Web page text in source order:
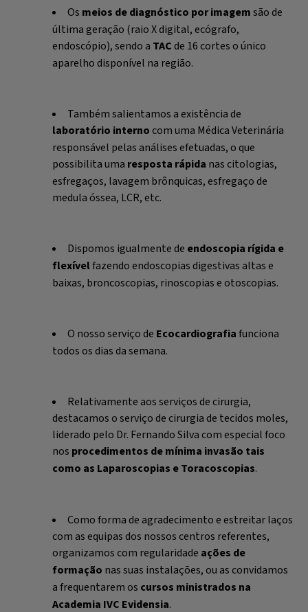
Os meios de diagnóstico por imagem são de
última geração (raio X digital, ecógrafo,
endoscópio), sendo a TAC de 16 cortes o único
aparelho disponível na região.
Também salientamos a existência de
laboratório interno com uma Médica Veterinária
responsável pelas análises efetuadas, o que
possibilita uma resposta rápida nas citologias,
esfregaços, lavagem brônquicas, esfregaço de
medula óssea, LCR, etc.
Dispomos igualmente de endoscopia rígida e
flexívelfazendo endoscopias digestivas altas e
baixas, broncoscopias, rinoscopias e otoscopias.
O nosso serviço de Ecocardiografia funciona
todos os dias da semana.
Relativamente aos serviços de cirurgia,
destacamos o serviço de cirurgia de tecidos moles,
liderado pelo Dr. Fernando Silva com especial foco
nos procedimentos de mínima invasão tais
como as Laparoscopias e Toracoscopias.
Como forma de agradecimento e estreitar laços
com as equipas dos nossos centros referentes,
organizamos com regularidade ações de
formação nas suas instalações, ou as convidamos
a frequentarem os cursos ministrados na
Academia IVC Evidensia.